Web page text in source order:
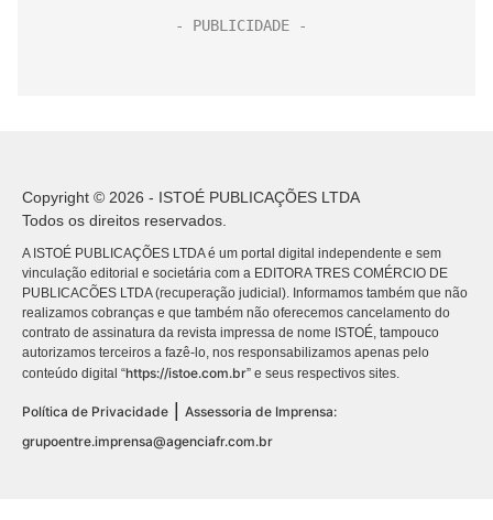
Copyright © 2026 - ISTOÉ PUBLICAÇÕES LTDA
Todos os direitos reservados.
A ISTOÉ PUBLICAÇÕES LTDA é um portal digital independente e sem
vinculação editorial e societária com a EDITORA TRES COMÉRCIO DE
PUBLICACÕES LTDA (recuperação judicial). Informamos também que não
realizamos cobranças e que também não oferecemos cancelamento do
contrato de assinatura da revista impressa de nome ISTOÉ, tampouco
autorizamos terceiros a fazê-lo, nos responsabilizamos apenas pelo
conteúdo digital “https://istoe.com.br” e seus respectivos sites.
Política de Privacidade
Assessoria de Imprensa:
grupoentre.imprensa@agenciafr.com.br